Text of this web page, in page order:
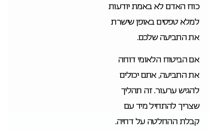
כוח האדם לא באמת יודעות
למלא טפסים באופן שישרת
את התביעה שלכם.
אם הביטוח הלאומי דוחה
את התביעה, אתם יכולים
להגיש ערעור. זה תהליך
שצריך להתחיל מיד עם
קבלת ההחלטה על דחיה.